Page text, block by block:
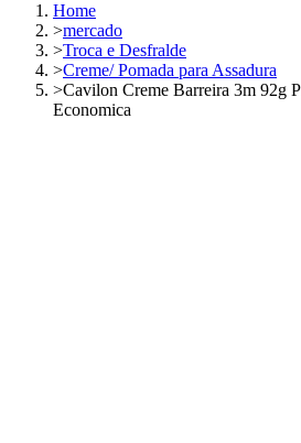
Home
>mercado
>Troca e Desfralde
>Creme/ Pomada para Assadura
>Cavilon Creme Barreira 3m 92g
Economica